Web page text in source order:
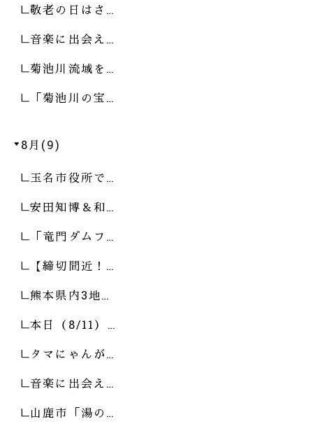
敬老の日はさ…
音楽に出会え…
菊池川流域を…
「菊池川の宝…
8月(9)
玉名市役所で…
安田知博＆和…
「竜門ダムフ…
【締切間近！…
熊本県内3地…
本日（8/11）…
タマにゃんが…
音楽に出会え…
山鹿市「湯の…